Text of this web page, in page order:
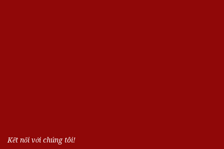
Kết nối với chúng tôi!